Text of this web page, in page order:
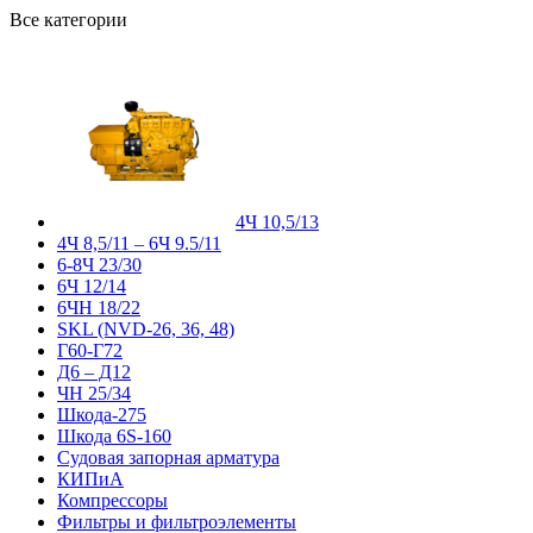
Все категории
4Ч 10,5/13
4Ч 8,5/11 – 6Ч 9.5/11
6-8Ч 23/30
6Ч 12/14
6ЧН 18/22
SKL (NVD-26, 36, 48)
Г60-Г72
Д6 – Д12
ЧН 25/34
Шкода-275
Шкода 6S-160
Судовая запорная арматура
КИПиА
Компрессоры
Фильтры и фильтроэлементы